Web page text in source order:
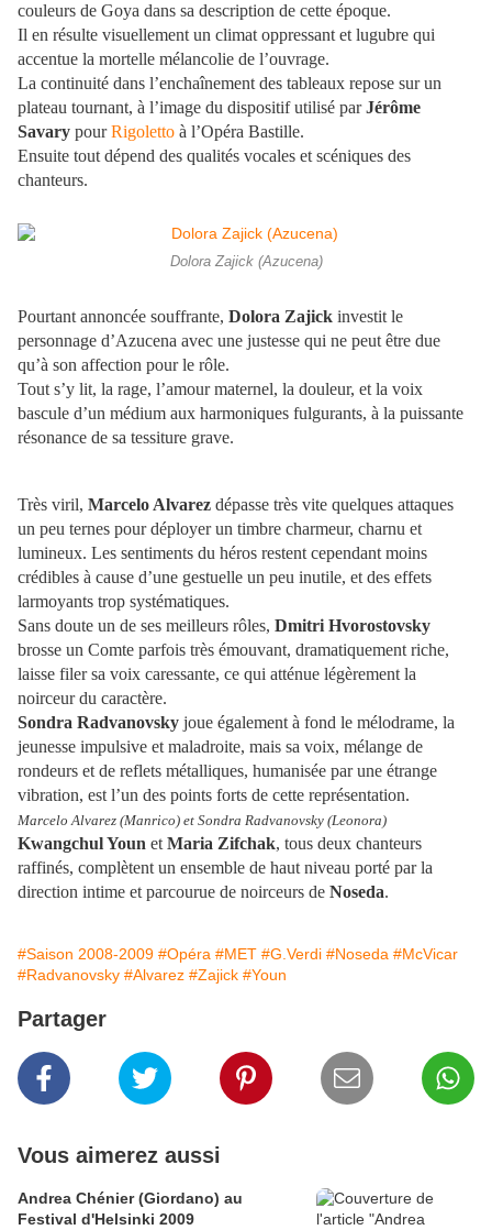
couleurs de Goya dans sa description de cette époque.
Il en résulte visuellement un climat oppressant et lugubre qui
accentue la mortelle mélancolie de l’ouvrage.
La continuité dans l’enchaînement des tableaux repose sur un
plateau tournant, à l’image du dispositif utilisé parJérôme
Savary pourRigoletto à l’Opéra Bastille.
Ensuite tout dépend des qualités vocales et scéniques des
chanteurs.
Dolora Zajick (Azucena)
Pourtant annoncée souffrante, Dolora Zajick investit le
personnage d’Azucena avec une justesse qui ne peut être due
qu’à son affection pour le rôle.
Tout s’y lit, la rage, l’amour maternel, la douleur, et la voix
bascule d’un médium aux harmoniques fulgurants, à la puissante
résonance de sa tessiture grave.
Très viril, Marcelo Alvarez dépasse très vite quelques attaques
un peu ternes pour déployer un timbre charmeur, charnu et
lumineux. Les sentiments du héros restent cependant moins
crédibles à cause d’une gestuelle un peu inutile, et des effets
larmoyants trop systématiques.
Sans doute un de ses meilleurs rôles, Dmitri Hvorostovsky
brosse un Comte parfois très émouvant, dramatiquement riche,
laisse filer sa voix caressante, ce qui atténue légèrement la
noirceur du caractère.
Sondra Radvanovsky joue également à fond le mélodrame, la
jeunesse impulsive et maladroite, mais sa voix, mélange de
rondeurs et de reflets métalliques, humanisée par une étrange
vibration, est l’un des points forts de cette représentation.
Marcelo Alvarez (Manrico) et Sondra Radvanovsky (Leonora)
Kwangchul Youn et Maria Zifchak, tous deux chanteurs
raffinés, complètent un ensemble de haut niveau porté par la
direction intime et parcourue de noirceurs de Noseda.
#Saison 2008-2009 #Opéra #MET #G.Verdi #Noseda #McVicar
#Radvanovsky #Alvarez #Zajick #Youn
Partager
Vous aimerez aussi
Andrea Chénier (Giordano) au
Festival d'Helsinki 2009